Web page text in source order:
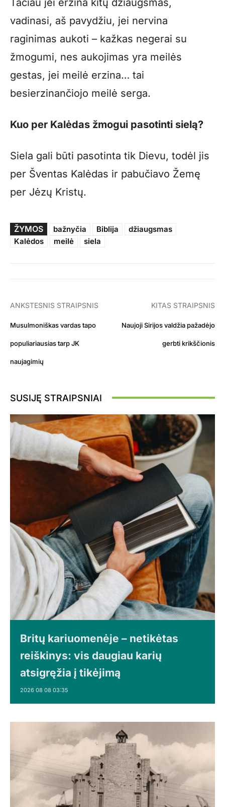
Tačiau jei erzina kitų džiaugsmas,
vadinasi, aš pavydžiu, jei nervina
raginimas aukoti – kažkas negerai su
žmogumi, nes aukojimas yra meilės
gestas, jei meilė erzina… tai
besierzinančiojo meilė serga.
Kuo per Kalėdas žmogui pasotinti sielą?
Siela gali būti pasotinta tik Dievu, todėl jis
per Šventas Kalėdas ir pabučiavo Žemę
per Jėzų Kristų.
ŽYMOS bažnyčia Biblija
džiaugsmas
Kalėdos
meilė siela
ANKSTESNIS STRAIPSNIS
Musulmoniškas vardas tapo
populiariausias tarp JK
naujagimių
KITAS STRAIPSNIS
Naujoji Sirijos valdžia pažadėjo
gerbti krikščionis
SUSIJĘ STRAIPSNIAI
Britų kariuomenėje – netikėtas
reiškinys: vis daugiau karių
atsigręžia į tikėjimą
2026 08 08 03:35